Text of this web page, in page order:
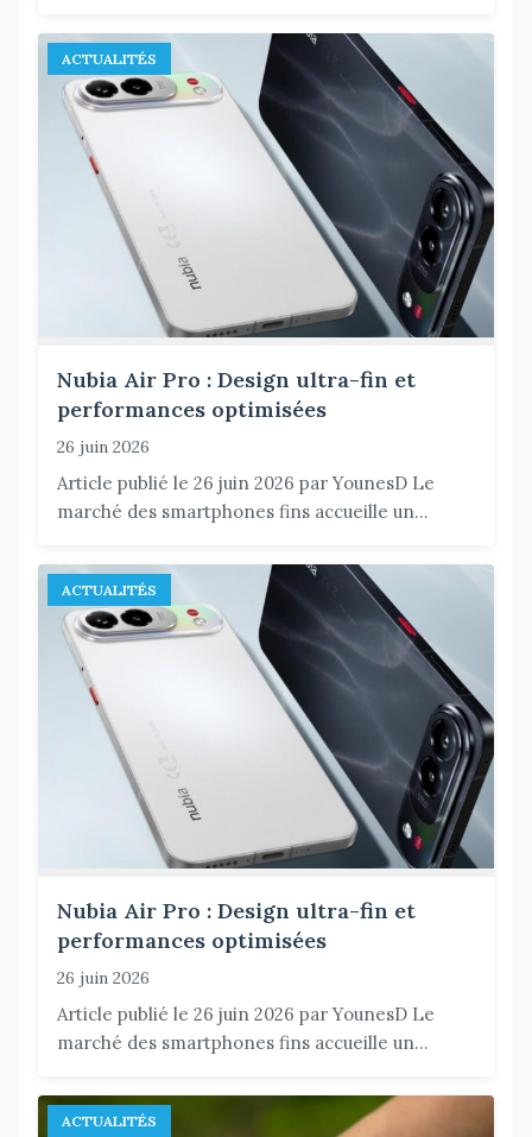
ACTUALITÉS
Nubia Air Pro : Design ultra-fin et
performances optimisées
26 juin 2026
Article publié le 26 juin 2026 par YounesD Le
marché des smartphones fins accueille un...
ACTUALITÉS
Nubia Air Pro : Design ultra-fin et
performances optimisées
26 juin 2026
Article publié le 26 juin 2026 par YounesD Le
marché des smartphones fins accueille un...
ACTUALITÉS